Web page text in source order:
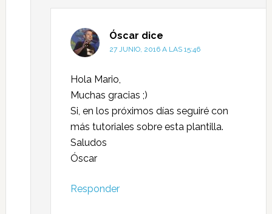
Óscar dice
27 JUNIO, 2016 A LAS 15:46
Hola Mario,
Muchas gracias ;)
Si, en los próximos días seguiré con
más tutoriales sobre esta plantilla.
Saludos
Óscar
Responder